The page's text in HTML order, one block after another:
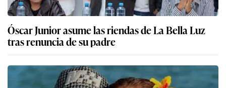
Óscar Junior asume las riendas de La Bella Luz
tras renuncia de su padre